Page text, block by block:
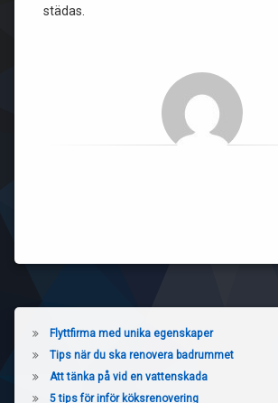
städas.
Flyttfirma med unika egenskaper
Tips när du ska renovera badrummet
Att tänka på vid en vattenskada
5 tips för inför köksrenovering